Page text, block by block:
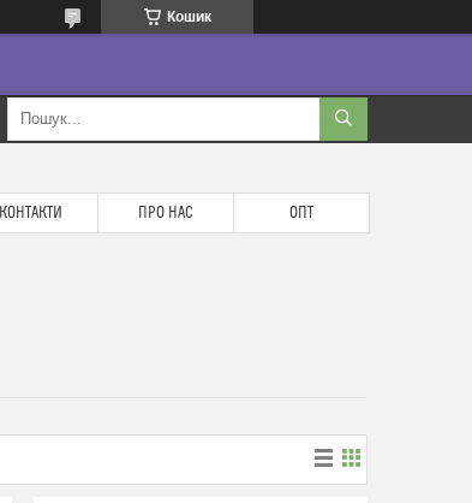
Кошик
КОНТАКТИ ПРО НАС ОПТ